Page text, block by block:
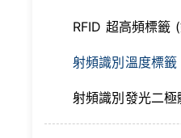
RFID 超高頻標籤
射頻識別溫度標籤
射頻識別發光二極